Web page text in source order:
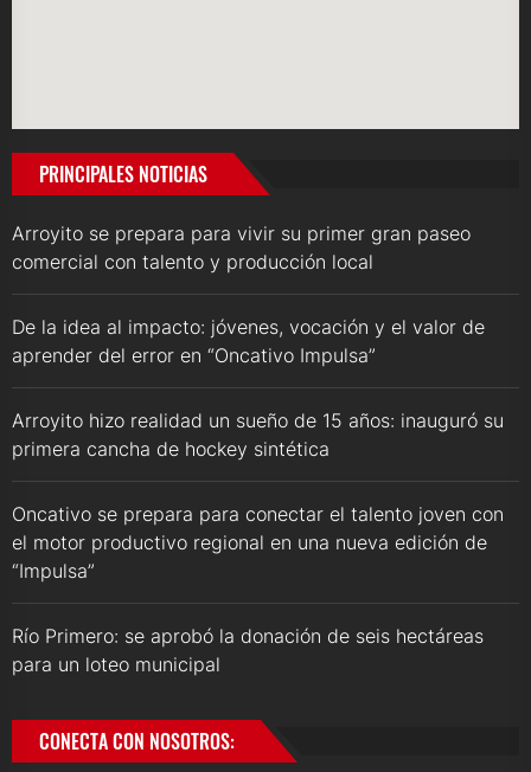
PRINCIPALES NOTICIAS
Arroyito se prepara para vivir su primer gran paseo
comercial con talento y producción local
De la idea al impacto: jóvenes, vocación y el valor de
aprender del error en “Oncativo Impulsa”
Arroyito hizo realidad un sueño de 15 años: inauguró su
primera cancha de hockey sintética
Oncativo se prepara para conectar el talento joven con
el motor productivo regional en una nueva edición de
“Impulsa”
Río Primero: se aprobó la donación de seis hectáreas
para un loteo municipal
CONECTA CON NOSOTROS: